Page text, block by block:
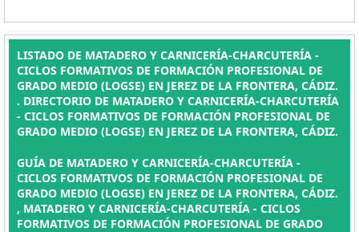
LISTADO DE MATADERO Y CARNICERÍA-CHARCUTERÍA -
CICLOS FORMATIVOS DE FORMACIÓN PROFESIONAL DE
GRADO MEDIO (LOGSE) EN JEREZ DE LA FRONTERA, CÁDIZ.
. DIRECTORIO DE MATADERO Y CARNICERÍA-CHARCUTERÍA
- CICLOS FORMATIVOS DE FORMACIÓN PROFESIONAL DE
GRADO MEDIO (LOGSE) EN JEREZ DE LA FRONTERA, CÁDIZ.
GUÍA DE MATADERO Y CARNICERÍA-CHARCUTERÍA -
CICLOS FORMATIVOS DE FORMACIÓN PROFESIONAL DE
GRADO MEDIO (LOGSE) EN JEREZ DE LA FRONTERA, CÁDIZ.
, MATADERO Y CARNICERÍA-CHARCUTERÍA - CICLOS
FORMATIVOS DE FORMACIÓN PROFESIONAL DE GRADO